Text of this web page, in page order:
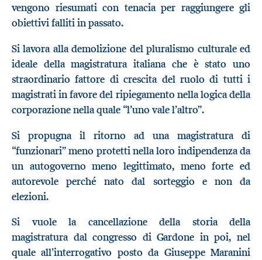
vengono riesumati con tenacia per raggiungere gli
obiettivi falliti in passato.
Si lavora alla demolizione del pluralismo culturale ed
ideale della magistratura italiana che è stato uno
straordinario fattore di crescita del ruolo di tutti i
magistrati in favore del ripiegamento nella logica della
corporazione nella quale “l’uno vale l’altro”.
Si propugna il ritorno ad una magistratura di
“funzionari” meno protetti nella loro indipendenza da
un autogoverno meno legittimato, meno forte ed
autorevole perché nato dal sorteggio e non da
elezioni.
Si vuole la cancellazione della storia della
magistratura dal congresso di Gardone in poi, nel
quale all’interrogativo posto da Giuseppe Maranini